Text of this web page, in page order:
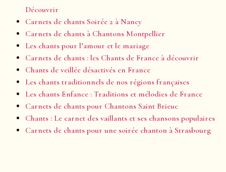
Découvrir
Carnets de chants Soirée 2 à Nancy
Carnets de chants à Chantons Montpellier
Les chants pour l’amour et le mariage
Carnets de chants : les Chants de France à découvrir
Chants de veillée désactivés en France
Les chants traditionnels de nos régions françaises
Les chants Enfance : Traditions et mélodies de France
Carnets de chants pour Chantons Saint Brieuc
Chants : Le carnet des vaillants et ses chansons populaires
Carnets de chants pour une soirée chanton à Strasbourg